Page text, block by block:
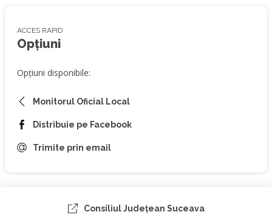
ACCES RAPID
Opțiuni
Opțiuni disponibile:
Monitorul Oficial Local
Distribuie pe Facebook
Trimite prin email
Consiliul Judeţean Suceava